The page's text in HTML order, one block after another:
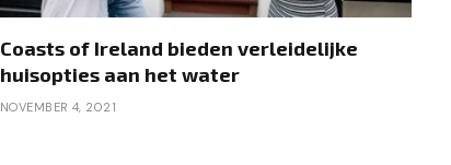
Coasts of Ireland bieden verleidelijke
huisopties aan het water
NOVEMBER 4, 2021